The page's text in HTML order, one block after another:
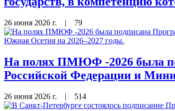
26 июня 2026 г. | 79
На полях ПМЮФ -2026 была
Российской Федерации и
26 июня 2026 г. | 514